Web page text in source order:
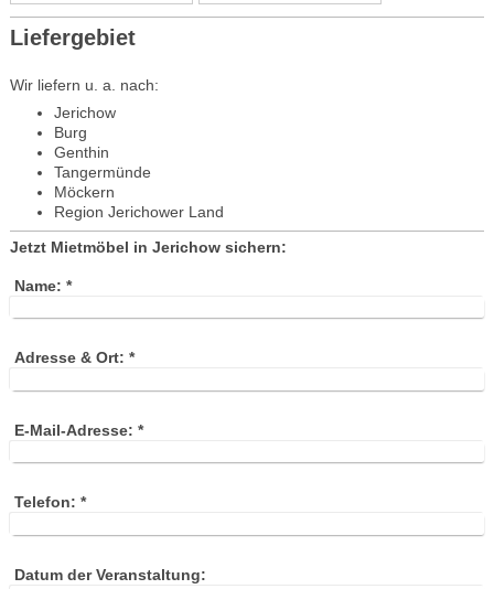
Liefergebiet
Wir liefern u. a. nach:
Jerichow
Burg
Genthin
Tangermünde
Möckern
Region Jerichower Land
Jetzt Mietmöbel in Jerichow sichern:
Name: *
Adresse & Ort: *
E-Mail-Adresse: *
Telefon: *
Datum der Veranstaltung: